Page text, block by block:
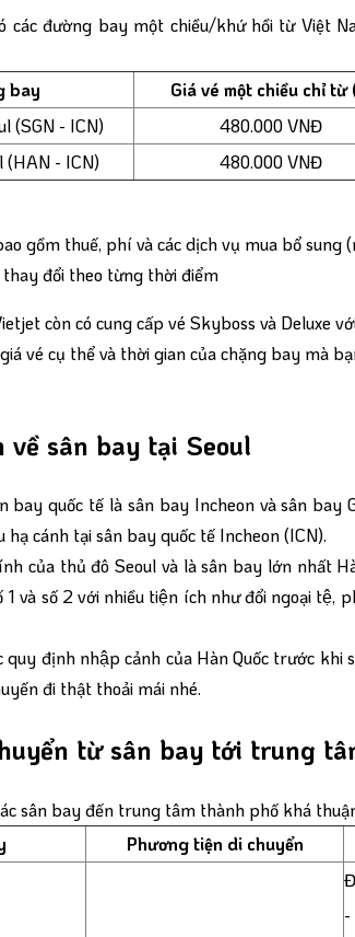
các đường bay một chiều/khứ hồi từ Việt
bay
Giá vé một chiều chỉ từ
(SGN - ICN)
480.000 VNĐ
(HAN - ICN)
480.000 VNĐ
gồm thuế, phí và các dịch vụ mua bổ sung
thay đổi theo từng thời điểm
còn có cung cấp vé Skyboss và Deluxe
vé cụ thể và thời gian của chặng bay mà
về sân bay tại Seoul
bay quốc tế là sân bay Incheon và sân bay
hạ cánh tại sân bay quốc tế Incheon (ICN).
của thủ đô Seoul và là sân bay lớn nhất
1 và số 2 với nhiều tiện ích như đổi ngoại tệ,
quy định nhập cảnh của Hàn Quốc trước khi
đi thật thoải mái nhé.
từ sân bay tới trung
sân bay đến trung tâm thành phố khá
Phương tiện di chuyển
-